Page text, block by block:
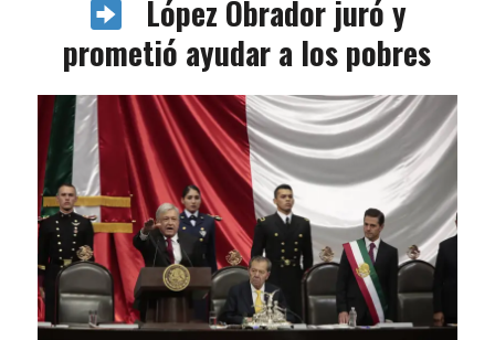
López Obrador juró y
prometió ayudar a los pobres